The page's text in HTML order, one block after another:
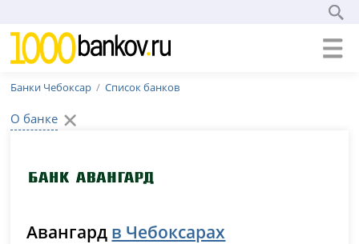
Банки Чебоксар Список банков
О банке
Авангард в Чебоксарах